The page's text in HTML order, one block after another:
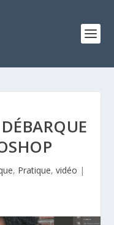
, Pratique, vidéo |